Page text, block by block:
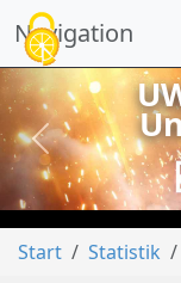
Navigation
vorheriges
Start Statistik
Cookie-Einstellungen